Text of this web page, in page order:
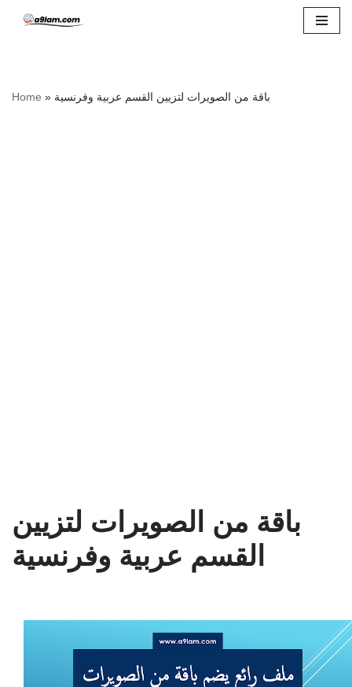
Home » باقة من الصويرات لتزيين القسم عربية وفرنسية
باقة من الصويرات لتزيين
القسم عربية وفرنسية